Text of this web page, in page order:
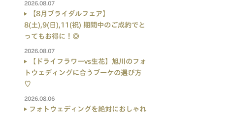
2026.08.07
【8月ブライダルフェア】
8(土),9(日),11(祝) 期間中のご成約でと
ってもお得に！◎
2026.08.07
【ドライフラワーvs生花】旭川のフォ
トウェディングに合うブーケの選び方
♡
2026.08.06
フォトウェディングを絶対におしゃれ